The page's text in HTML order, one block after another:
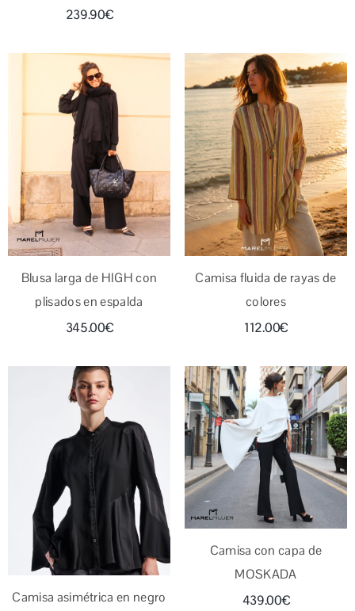
239.90€
Blusa larga de HIGH con
plisados en espalda
345.00€
Camisa fluida de rayas de
colores
112.00€
Camisa asimétrica en negro
Camisa con capa de
MOSKADA
439.00€